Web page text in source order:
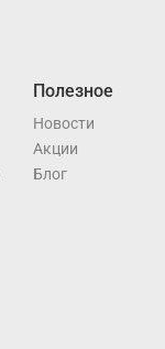
Полезное
Новости
Акции
Блог